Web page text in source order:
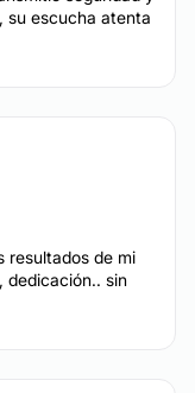
su escucha atenta
resultados de mi
dedicación.. sin